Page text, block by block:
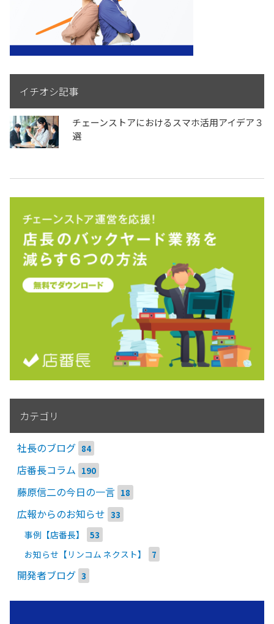
イチオシ記事
チェーンストアにおけるスマホ活用アイデア３
選
カテゴリ
社長のブログ 84
店番長コラム 190
藤原信二の今日の一言 18
広報からのお知らせ 33
事例【店番長】 53
お知らせ【リンコム ネクスト】 7
開発者ブログ 3